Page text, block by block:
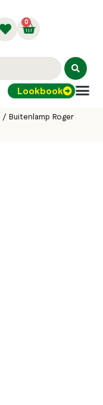
0
Lookbook
/ Buitenlamp Roger